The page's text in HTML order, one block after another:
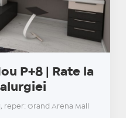
P+8 | Rate la
reper: Grand Arena Mall